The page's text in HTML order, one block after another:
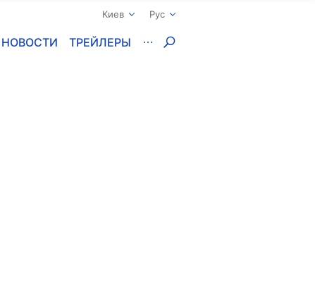
Киев Рус
НОВОСТИ ТРЕЙЛЕРЫ